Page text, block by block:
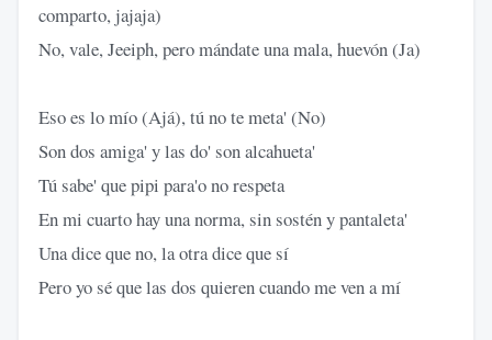
comparto, jajaja)
No, vale, Jeeiph, pero mándate una mala, huevón (Ja)
Eso es lo mío (Ajá), tú no te meta' (No)
Son dos amiga' y las do' son alcahueta'
Tú sabe' que pipi para'o no respeta
En mi cuarto hay una norma, sin sostén y pantaleta'
Una dice que no, la otra dice que sí
Pero yo sé que las dos quieren cuando me ven a mí